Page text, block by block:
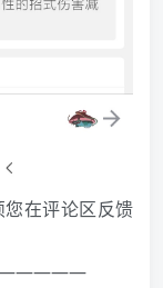
在评论区反馈